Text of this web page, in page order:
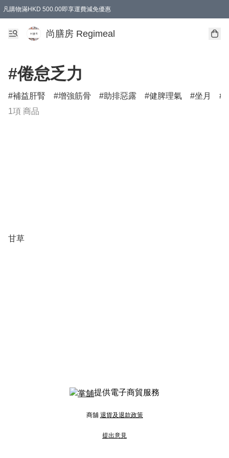
凡購物滿HKD 500.00即享運費減免優惠
尚膳房 Regimeal
#倦怠乏力
補益肝腎 增強筋骨 助排惡露 健脾理氣 坐月
1項 商品
甘草
提供電子商貿服務
商舖 退貨及退款政策
提出意見